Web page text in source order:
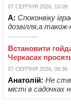
07 СЕРПНЯ 2026, 10:09
А: Споконвіку
дозвілля,а також-
Встановити
Черкасах
07 СЕРПНЯ 2026, 09:36
Анатолій: Не
місті в садочках